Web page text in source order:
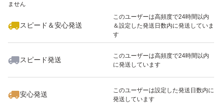
わけではございません。写真はあくまで参考としてご確認
ください。100％完全一致をお求めの方はご購入をお控え
ください。
ます。感じ方にも個人差がございますため、細かな点を気
にされる方・神経質な方はご購入をお控えください。
ません
スピード＆安心発送
このユーザーは高頻度で24時間以内
＆設定した発送日数内に発送していま
す
スピード発送
このユーザーは高頻度で24時間以内
に発送しています
安心発送
このユーザーは設定した発送日数内に
発送しています
いいね！
2,100